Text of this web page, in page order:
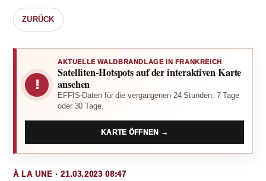
ZURÜCK
!
AKTUELLE WALDBRANDLAGE IN FRANKREICH
Satelliten-Hotspots auf der interaktiven Karte
ansehen
EFFIS-Daten für die vergangenen 24 Stunden, 7 Tage
oder 30 Tage.
KARTE ÖFFNEN →
À LA UNE · 21.03.2023 08:47